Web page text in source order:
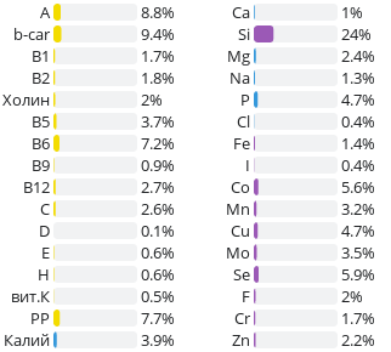
A
8.8%
b-car
9.4%
В1
1.7%
B2
1.8%
Холин
2%
B5
3.7%
B6
7.2%
B9
0.9%
B12
2.7%
C
2.6%
D
0.1%
E
0.6%
H
0.6%
вит.К
0.5%
PP
7.7%
Калий
3.9%
Ca
1%
Si
24%
Mg
2.4%
Na
1.3%
P
4.7%
Cl
0.4%
Fe
1.4%
I
0.4%
Co
5.6%
Mn
3.2%
Cu
4.7%
Mo
3.5%
Se
5.9%
F
2%
Cr
1.7%
Zn
2.2%